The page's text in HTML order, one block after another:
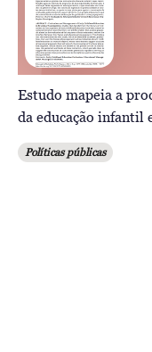
Estudo mapeia a
da educação infantil
Políticas públicas